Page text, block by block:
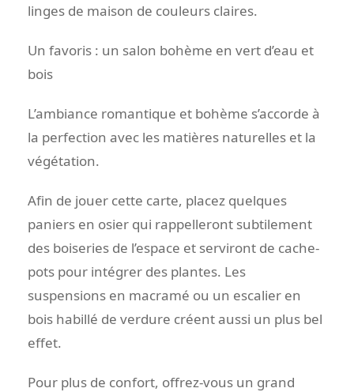
linges de maison de couleurs claires.
Un favoris : un salon bohème en vert d’eau et
bois
L’ambiance romantique et bohème s’accorde à
la perfection avec les matières naturelles et la
végétation.
Afin de jouer cette carte, placez quelques
paniers en osier qui rappelleront subtilement
des boiseries de l’espace et serviront de cache-
pots pour intégrer des plantes. Les
suspensions en macramé ou un escalier en
bois habillé de verdure créent aussi un plus bel
effet.
Pour plus de confort, offrez-vous un grand